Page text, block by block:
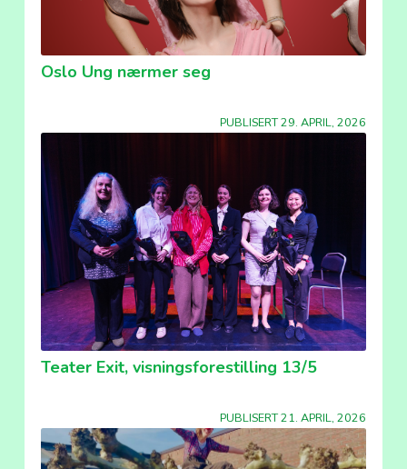
Oslo Ung nærmer seg
PUBLISERT 29. APRIL, 2026
Teater Exit, visningsforestilling 13/5
PUBLISERT 21. APRIL, 2026